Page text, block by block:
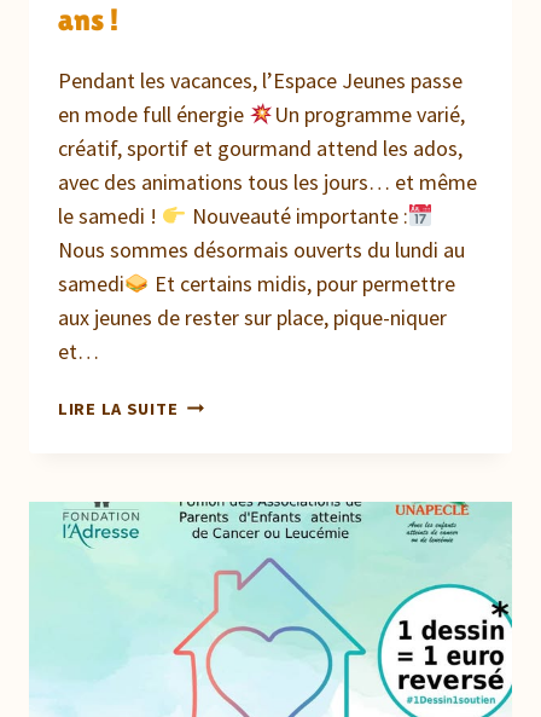
ans !
Pendant les vacances, l’Espace Jeunes passe
en mode full énergie
Un programme varié,
créatif, sportif et gourmand attend les ados,
avec des animations tous les jours… et même
le samedi !
Nouveauté importante :
Nous sommes désormais ouverts du lundi au
samedi
Et certains midis, pour permettre
aux jeunes de rester sur place, pique-niquer
et…
LIRE LA SUITE VACANCES
L’ESPACE
JEUNES:
DU
SPORT
ET
DES